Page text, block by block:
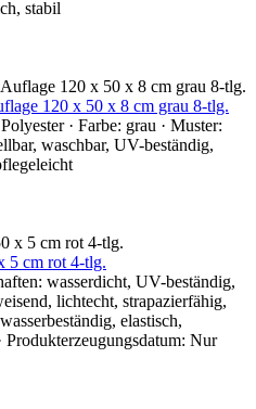
stabil
120 x 50 x 8 cm grau 8-tlg.
· Farbe: grau · Muster:
waschbar, UV-beständig,
5 cm rot 4-tlg.
wasserdicht, UV-beständig,
lichtecht, strapazierfähig,
elastisch,
Produkterzeugungsdatum: Nur